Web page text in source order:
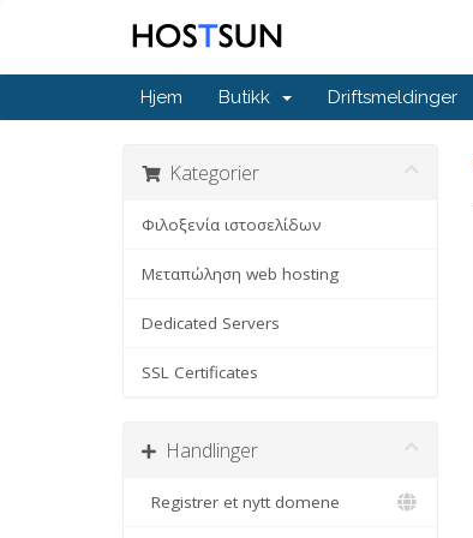
Hjem Butikk Driftsmeldinger
Kategorier
Φιλοξενία ιστοσελίδων
Μεταπώληση web hosting
Dedicated Servers
SSL Certificates
Handlinger
Registrer et nytt domene